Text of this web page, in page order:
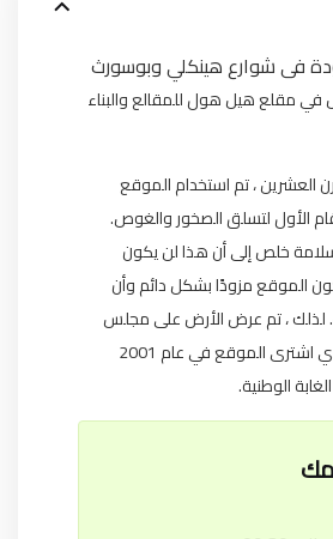
فى شوارع هينكلي وبوسورث
في مقلع هيل هول للمقالع والبناء
العشرين ، تم استخدام الموقع
الأول لتسلق الصخور والغوص.
خلص إلى أن هذا لن يكون
الموقع مزودًا بشكل دائم وأن
لذلك ، تم عرض الأرض على مجلس
هينكلي وبوسورث ، الذي اشترى الموقع في عام 2001
الوطنية.